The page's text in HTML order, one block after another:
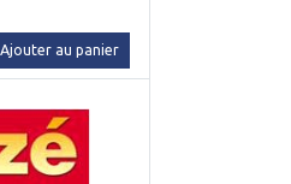
Ajouter au panier